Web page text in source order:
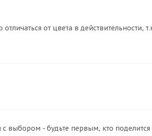
от цвета в
с выбором - будьте первым, кто